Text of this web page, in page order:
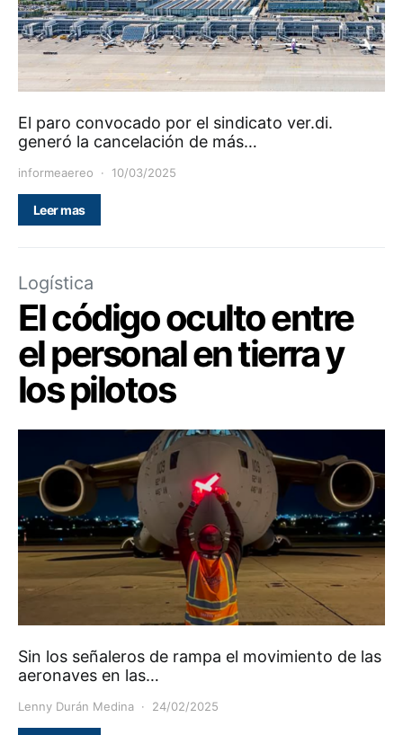
El paro convocado por el sindicato ver.di.
generó la cancelación de más…
informeaereo 10/03/2025
Leer mas
Logística
El código oculto entre
el personal en tierra y
los pilotos
Sin los señaleros de rampa el movimiento de las
aeronaves en las…
Lenny Durán Medina 24/02/2025